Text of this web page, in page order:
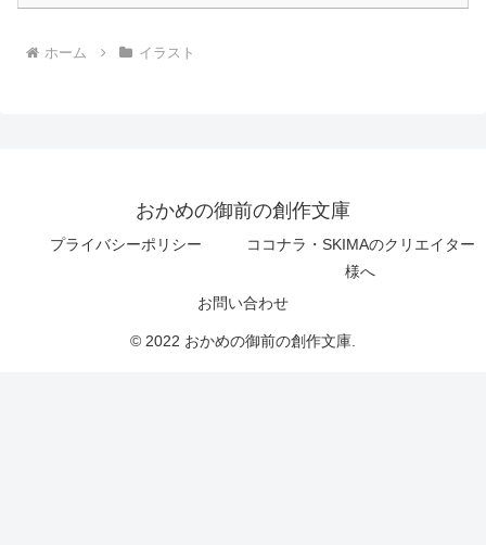
ホーム イラスト
おかめの御前の創作文庫
プライバシーポリシー
ココナラ・SKIMAのクリエイター
様へ
お問い合わせ
© 2022 おかめの御前の創作文庫.